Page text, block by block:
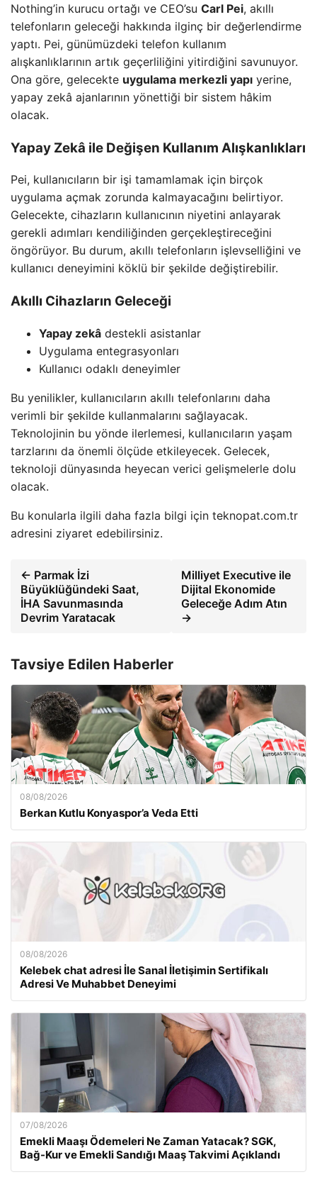
Nothing’in kurucu ortağı ve CEO’su Carl Pei, akıllı
telefonların geleceği hakkında ilginç bir değerlendirme
yaptı. Pei, günümüzdeki telefon kullanım
alışkanlıklarının artık geçerliliğini yitirdiğini savunuyor.
Ona göre, gelecekte uygulama merkezli yapı yerine,
yapay zekâ ajanlarının yönettiği bir sistem hâkim
olacak.
Yapay Zekâ ile Değişen Kullanım Alışkanlıkları
Pei, kullanıcıların bir işi tamamlamak için birçok
uygulama açmak zorunda kalmayacağını belirtiyor.
Gelecekte, cihazların kullanıcının niyetini anlayarak
gerekli adımları kendiliğinden gerçekleştireceğini
öngörüyor. Bu durum, akıllı telefonların işlevselliğini ve
kullanıcı deneyimini köklü bir şekilde değiştirebilir.
Akıllı Cihazların Geleceği
Yapay zekâ destekli asistanlar
Uygulama entegrasyonları
Kullanıcı odaklı deneyimler
Bu yenilikler, kullanıcıların akıllı telefonlarını daha
verimli bir şekilde kullanmalarını sağlayacak.
Teknolojinin bu yönde ilerlemesi, kullanıcıların yaşam
tarzlarını da önemli ölçüde etkileyecek. Gelecek,
teknoloji dünyasında heyecan verici gelişmelerle dolu
olacak.
Bu konularla ilgili daha fazla bilgi için teknopat.com.tr
adresini ziyaret edebilirsiniz.
← Parmak İzi
Büyüklüğündeki Saat,
İHA Savunmasında
Devrim Yaratacak
Milliyet Executive ile
Dijital Ekonomide
Geleceğe Adım Atın
→
Tavsiye Edilen Haberler
08/08/2026
Berkan Kutlu Konyaspor’a Veda Etti
08/08/2026
Kelebek chat adresi İle Sanal İletişimin Sertifikalı
Adresi Ve Muhabbet Deneyimi
07/08/2026
Emekli Maaşı Ödemeleri Ne Zaman Yatacak? SGK,
Bağ-Kur ve Emekli Sandığı Maaş Takvimi Açıklandı